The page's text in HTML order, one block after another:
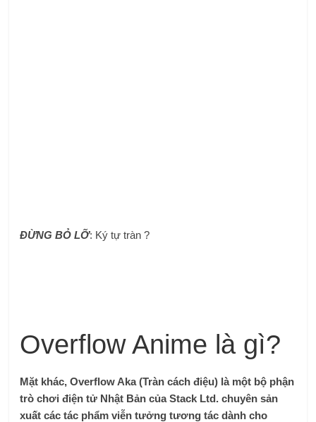
ĐỪNG BỎ LỠ: Ký tự tràn ?
Overflow Anime là gì?
Mặt khác, Overflow Aka (Tràn cách điệu) là một bộ phận
trò chơi điện tử Nhật Bản của Stack Ltd. chuyên sản
xuất các tác phẩm viễn tưởng tương tác dành cho